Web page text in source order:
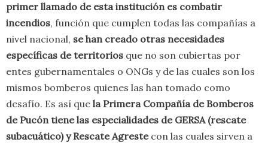
primer llamado de esta institución es combatir
incendios, función que cumplen todas las compañías a
nivel nacional, se han creado otras necesidades
específicas de territorios que no son cubiertas por
entes gubernamentales o ONGs y de las cuales son los
mismos bomberos quienes las han tomado como
desafío. Es así que la Primera Compañía de Bomberos
de Pucón tiene las especialidades de GERSA (rescate
subacuático) y Rescate Agrestecon las cuales sirven a